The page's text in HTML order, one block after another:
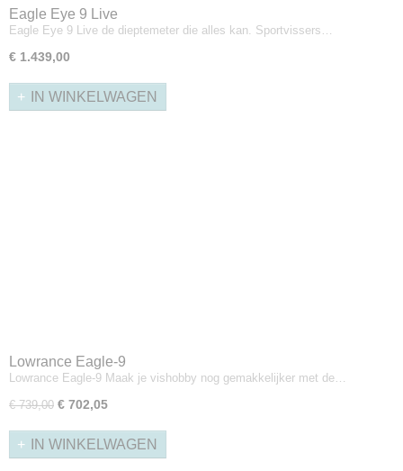
Eagle Eye 9 Live
Eagle Eye 9 Live de dieptemeter die alles kan. Sportvissers…
€ 1.439,00
IN WINKELWAGEN
Lowrance Eagle-9
Lowrance Eagle-9 Maak je vishobby nog gemakkelijker met de…
€ 739,00 € 702,05
IN WINKELWAGEN